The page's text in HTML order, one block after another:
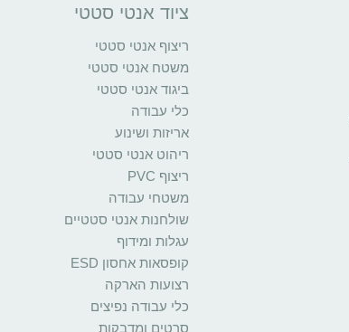
ציוד אנטי סטטי
ריצוף אנטי סטטי
משטח אנטי סטטי
ביגוד אנטי סטטי
כלי עבודה
אריזות ושינוע
ריהוט אנטי סטטי
ריצוף PVC
משטחי עבודה
שולחנות אנטי סטטיים
עגלות ומידוף
קופסאות אחסון ESD
רצועות הארקה
כלי עבודה נפיצים
סרטים ומדבקות